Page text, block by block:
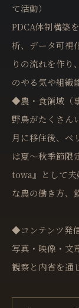
て活動）
PDCA体制構築
析、データ可視
りの流れを作り
のやる気や組織
◆農・食領域（
野鳥がたくさん
月に移住後、ベ
は夏〜秋季節限
towa』として夫
な農の働き方、
◆コンテンツ発
写真・映像・文
観察と内省を通